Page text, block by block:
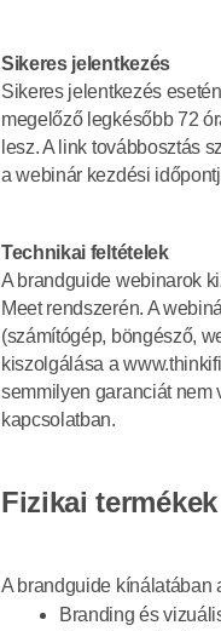
Sikeres jelentkezés
Sikeres jelentkezés
megelőző legkésőbb 72
lesz. A link továbbosztás
a webinár kezdési
Technikai feltételek
A brandguide webinarok
Meet rendszerén. A
(számítógép, böngésző,
kiszolgálása a
semmilyen garanciát nem
kapcsolatban.
Fizikai
A brandguide kínálatában
Branding és